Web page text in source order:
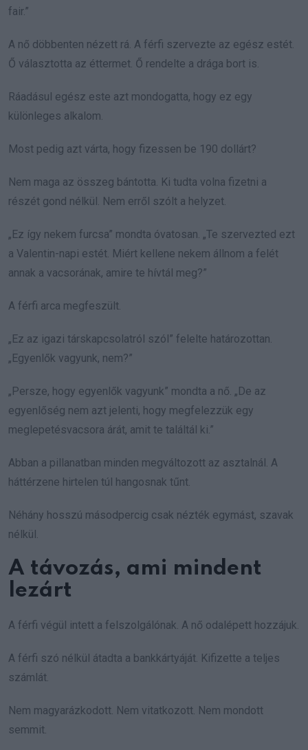
fair.”
A nő döbbenten nézett rá. A férfi szervezte az egész estét.
Ő választotta az éttermet. Ő rendelte a drága bort is.
Ráadásul egész este azt mondogatta, hogy ez egy
különleges alkalom.
Most pedig azt várta, hogy fizessen be 190 dollárt?
Nem maga az összeg bántotta. Ki tudta volna fizetni a
részét gond nélkül. Nem erről szólt a helyzet.
„Ez így nekem furcsa” mondta óvatosan. „Te szervezted ezt
a Valentin-napi estét. Miért kellene nekem állnom a felét
annak a vacsorának, amire te hívtál meg?”
A férfi arca megfeszült.
„Ez az igazi társkapcsolatról szól” felelte határozottan.
„Egyenlők vagyunk, nem?”
„Persze, hogy egyenlők vagyunk” mondta a nő. „De az
egyenlőség nem azt jelenti, hogy megfelezzük egy
meglepetésvacsora árát, amit te találtál ki.”
Abban a pillanatban minden megváltozott az asztalnál. A
háttérzene hirtelen túl hangosnak tűnt.
Néhány hosszú másodpercig csak nézték egymást, szavak
nélkül.
A távozás, ami mindent
lezárt
A férfi végül intett a felszolgálónak. A nő odalépett hozzájuk.
A férfi szó nélkül átadta a bankkártyáját. Kifizette a teljes
számlát.
Nem magyarázkodott. Nem vitatkozott. Nem mondott
semmit.